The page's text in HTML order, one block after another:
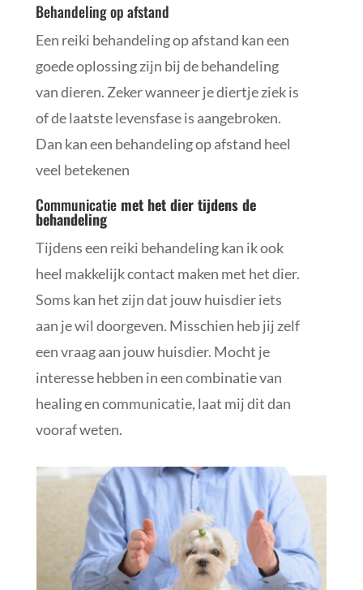
Behandeling op afstand
Een reiki behandeling op afstand kan een
goede oplossing zijn bij de behandeling
van dieren. Zeker wanneer je diertje ziek is
of de laatste levensfase is aangebroken.
Dan kan een behandeling op afstand heel
veel betekenen
Communicatiemet het dier tijdens de
behandeling
Tijdens een reiki behandeling kan ik ook
heel makkelijk contact maken met het dier.
Soms kan het zijn dat jouw huisdier iets
aan je wil doorgeven. Misschien heb jij zelf
een vraag aan jouw huisdier. Mocht je
interesse hebben in een combinatie van
healing en communicatie, laat mij dit dan
vooraf weten.